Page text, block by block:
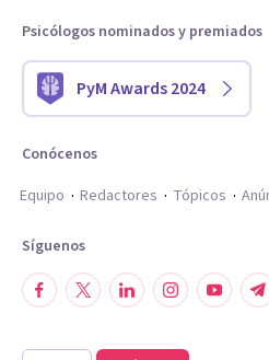
Psicólogos nominados y premiados
PyM Awards 2024
Conócenos
Equipo
Redactores Tópicos
Síguenos